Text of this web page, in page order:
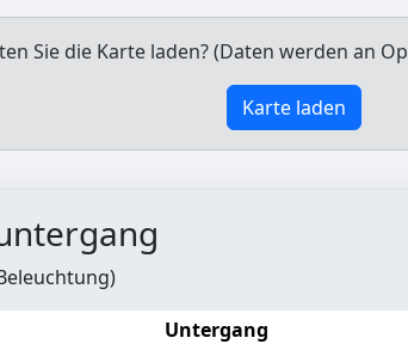
Sie die Karte laden? (Daten werden an
Karte laden
Untergang